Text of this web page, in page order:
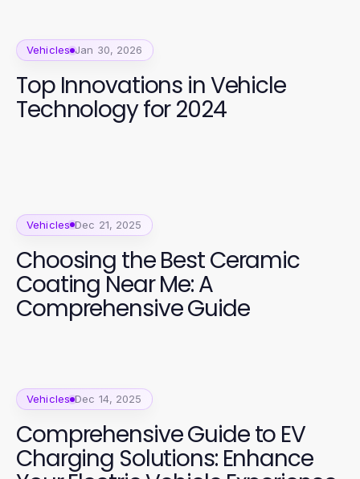
Vehicles Jan 30, 2026
Top Innovations in Vehicle
Technology for 2024
Vehicles Dec 21, 2025
Choosing the Best Ceramic
Coating Near Me: A
Comprehensive Guide
Vehicles Dec 14, 2025
Comprehensive Guide to EV
Charging Solutions: Enhance